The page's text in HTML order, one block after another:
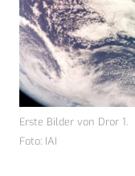
Erste Bilder von Dror 1.
Foto: IAI